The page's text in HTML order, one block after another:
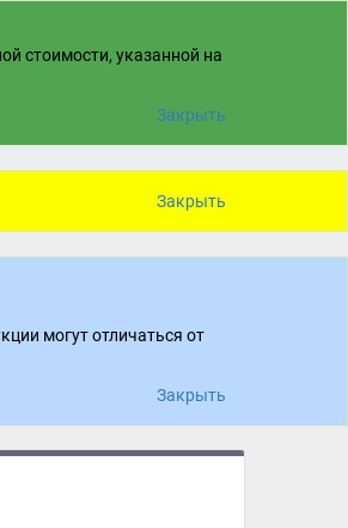
стоимости, указанной на
Закрыть
Закрыть
могут отличаться от
Закрыть